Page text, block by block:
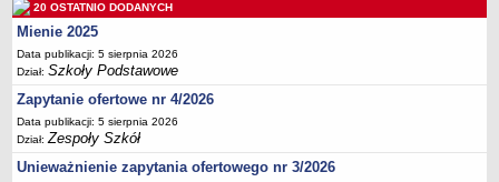
Statut
Majątek
Godziny dyżurów
Ogłoszenie
Zarządzenia
Kontrole
20 OSTATNIO DODANYCH
Mienie 2025
Data publikacji: 5 sierpnia 2026
Dział:Szkoły Podstawowe
Zapytanie ofertowe nr 4/2026
Data publikacji: 5 sierpnia 2026
Dział:Zespoły Szkół
Unieważnienie zapytania ofertowego nr 3/2026